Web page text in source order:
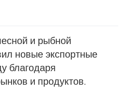
и рыбной
новые экспортные
благодаря
и продуктов.